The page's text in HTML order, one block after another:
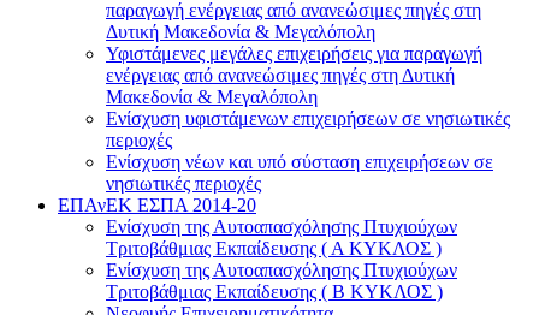
παραγωγή ενέργειας από ανανεώσιμες πηγές στη
Δυτική Μακεδονία & Μεγαλόπολη
Υφιστάμενες μεγάλες επιχειρήσεις για παραγωγή
ενέργειας από ανανεώσιμες πηγές στη Δυτική
Μακεδονία & Μεγαλόπολη
Ενίσχυση υφιστάμενων επιχειρήσεων σε νησιωτικές
περιοχές
Ενίσχυση νέων και υπό σύσταση επιχειρήσεων σε
νησιωτικές περιοχές
ΕΠΑνΕΚ ΕΣΠΑ 2014-20
Ενίσχυση της Αυτοαπασχόλησης Πτυχιούχων
Τριτοβάθμιας Εκπαίδευσης ( Α ΚΥΚΛΟΣ )
Ενίσχυση της Αυτοαπασχόλησης Πτυχιούχων
Τριτοβάθμιας Εκπαίδευσης ( Β ΚΥΚΛΟΣ )